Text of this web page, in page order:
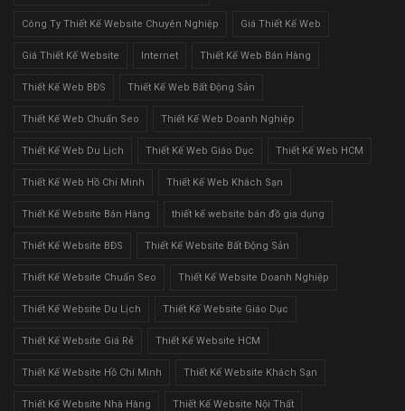
Công Ty Thiết Kế Website Chuyên Nghiệp Giá Thiết Kế Web
Giá Thiết Kế Website Internet Thiết Kế Web Bán Hàng
Thiết Kế Web BĐS Thiết Kế Web Bất Động Sản
Thiết Kế Web Chuẩn Seo Thiết Kế Web Doanh Nghiệp
Thiết Kế Web Du Lịch Thiết Kế Web Giáo Dục Thiết Kế Web HCM
Thiết Kế Web Hồ Chí Minh Thiết Kế Web Khách Sạn
Thiết Kế Website Bán Hàng thiết kế website bán đồ gia dụng
Thiết Kế Website BĐS Thiết Kế Website Bất Động Sản
Thiết Kế Website Chuẩn Seo Thiết Kế Website Doanh Nghiệp
Thiết Kế Website Du Lịch Thiết Kế Website Giáo Dục
Thiết Kế Website Giá Rẻ Thiết Kế Website HCM
Thiết Kế Website Hồ Chí Minh Thiết Kế Website Khách Sạn
Thiết Kế Website Nhà Hàng Thiết Kế Website Nội Thất